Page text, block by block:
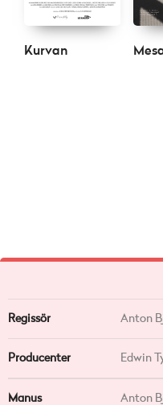
Kurvan
Regissör Anton
Producenter Edwin
Manus Anton